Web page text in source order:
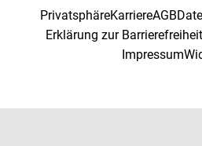
PrivatsphäreKarriereAGB
Erklärung zur Barrierefreiheit
Impressum